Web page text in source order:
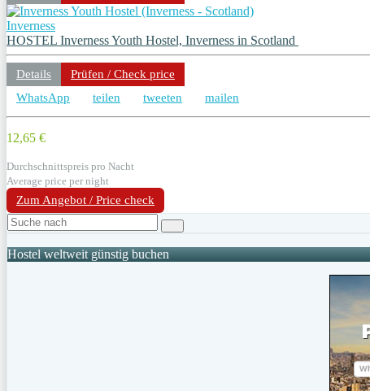
Inverness
HOSTEL Inverness Youth Hostel, Inverness in Scotland
Details
Prüfen / Check price
WhatsApp
teilen tweeten mailen
12,65 €
Durchschnittspreis pro Nacht
Average price per night
Zum Angebot / Price check
Hostel weltweit günstig buchen